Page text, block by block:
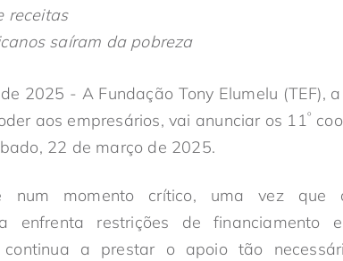
receitas
saíram da pobreza
2025 - A Fundação Tony Elumelu (TEF),
aos empresários, vai anunciar os 11º
22 de março de 2025.
momento crítico, uma vez que
enfrenta restrições de financiamento
continua a prestar o apoio tão